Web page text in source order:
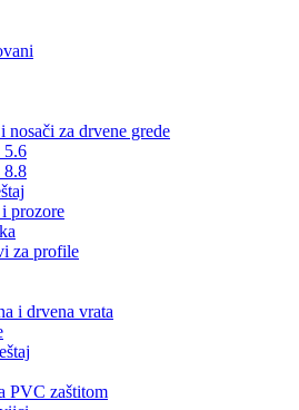
nosači za drvene grede
5.6
8.8
prozore
za profile
i drvena vrata
PVC zaštitom